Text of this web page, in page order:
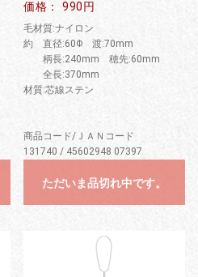
価格： 990円
毛材質:ナイロン
約 直径:60Φ 渡:70mm
柄長:240mm 穂先:60mm
全長:370mm
材質:芯線ステン
商品コード/ＪＡＮコード
131740 / 45602948 07397
ただいま品切れ中です。